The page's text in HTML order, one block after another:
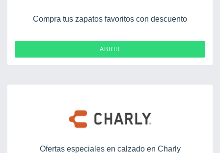
Compra tus zapatos favoritos con descuento
ABRIR
Ofertas especiales en calzado en Charly